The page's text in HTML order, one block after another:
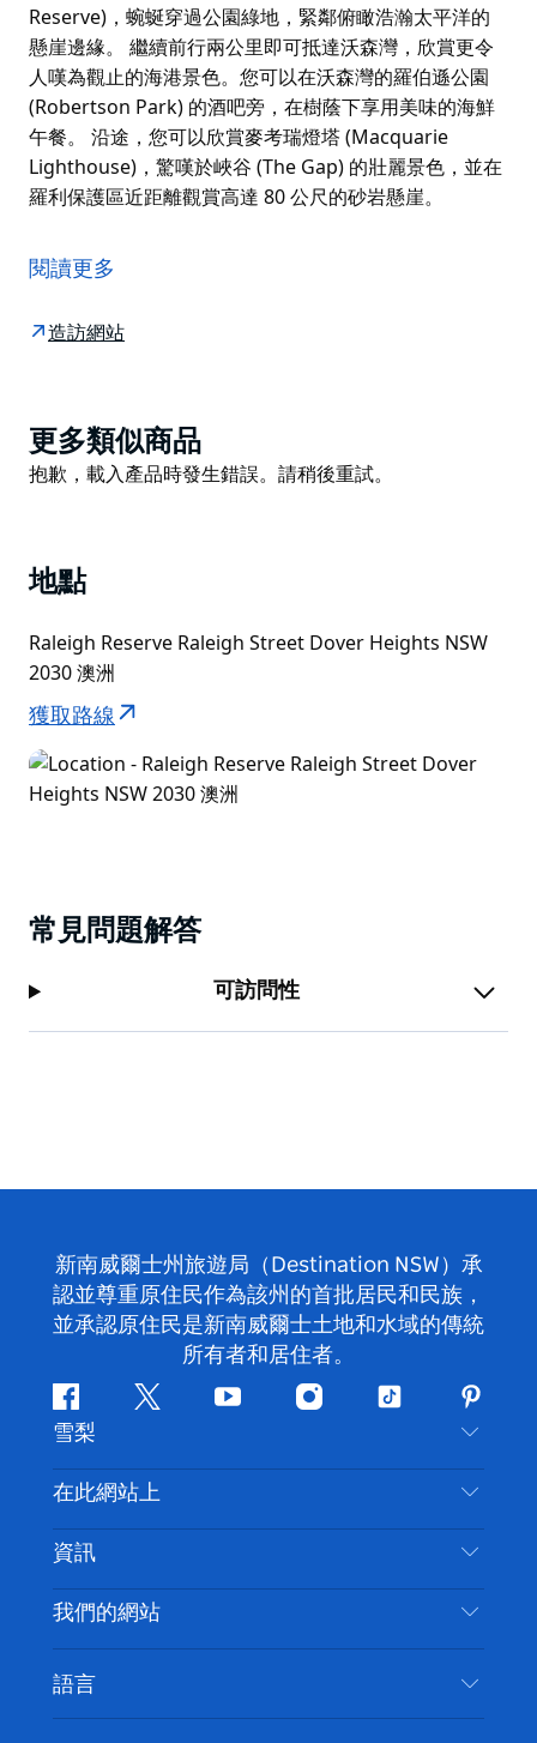
Reserve)，蜿蜒穿過公園綠地，緊鄰俯瞰浩瀚太平洋的
懸崖邊緣。 繼續前行兩公里即可抵達沃森灣，欣賞更令
人嘆為觀止的海港景色。您可以在沃森灣的羅伯遜公園
(Robertson Park) 的酒吧旁，在樹蔭下享用美味的海鮮
午餐。 沿途，您可以欣賞麥考瑞燈塔 (Macquarie
Lighthouse)，驚嘆於峽谷 (The Gap) 的壯麗景色，並在
羅利保護區近距離觀賞高達 80 公尺的砂岩懸崖。
備受歡迎的獨特景點。
(Dover Heights) 到沃森灣 (Watsons Bay)，沿途可欣賞
觀之一，而這條步道每一步都能讓您飽覽壯麗的海景。步
道起點位於多佛高地的羅利保護區 (Raleigh Reserve)，
蜿蜒穿過公園綠地，緊鄰俯瞰浩瀚太平洋的懸崖邊緣。
海港景色。您可以在沃森灣的羅伯遜公園 (Robertson
Park) 的酒吧旁，在樹蔭下享用美味的海鮮午餐。
沿途，您可以欣賞麥考瑞燈塔 (Macquarie
Lighthouse)，驚嘆於峽谷 (The Gap) 的壯麗景色，並在
閱讀更多
造訪網站
Product
List
更多類似商品
Product
抱歉，載入產品時發生錯誤。請稍後重試。
地點
Raleigh Reserve Raleigh Street Dover Heights NSW
2030 澳洲
獲取路線
常見問題解答
可訪問性
新南威爾士州旅遊局（Destination NSW）承
認並尊重原住民作為該州的首批居民和民族，
並承認原住民是新南威爾士土地和水域的傳統
所有者和居住者。
Facebook嘰
喳
喳
Youtube Instagram
抖
雪梨
聯絡我們
免責聲明
隱私
Cookie 通知
在此網站上
目的地
要做的事情
新南威爾士州公路旅行
活動
住宿
資訊
旅行資訊
無障礙雪梨
列出您的業務
我們的網站
語言